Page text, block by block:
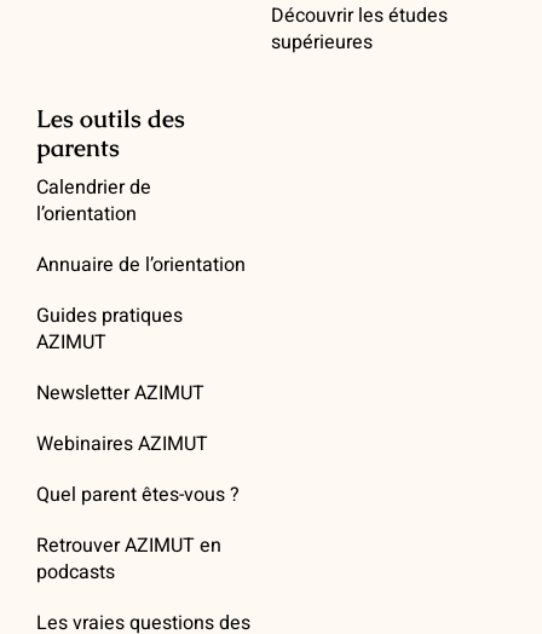
Découvrir les études
supérieures
Les outils des
parents
Calendrier de
l’orientation
Annuaire de l’orientation
Guides pratiques
AZIMUT
Newsletter AZIMUT
Webinaires AZIMUT
Quel parent êtes-vous ?
Retrouver AZIMUT en
podcasts
Les vraies questions des